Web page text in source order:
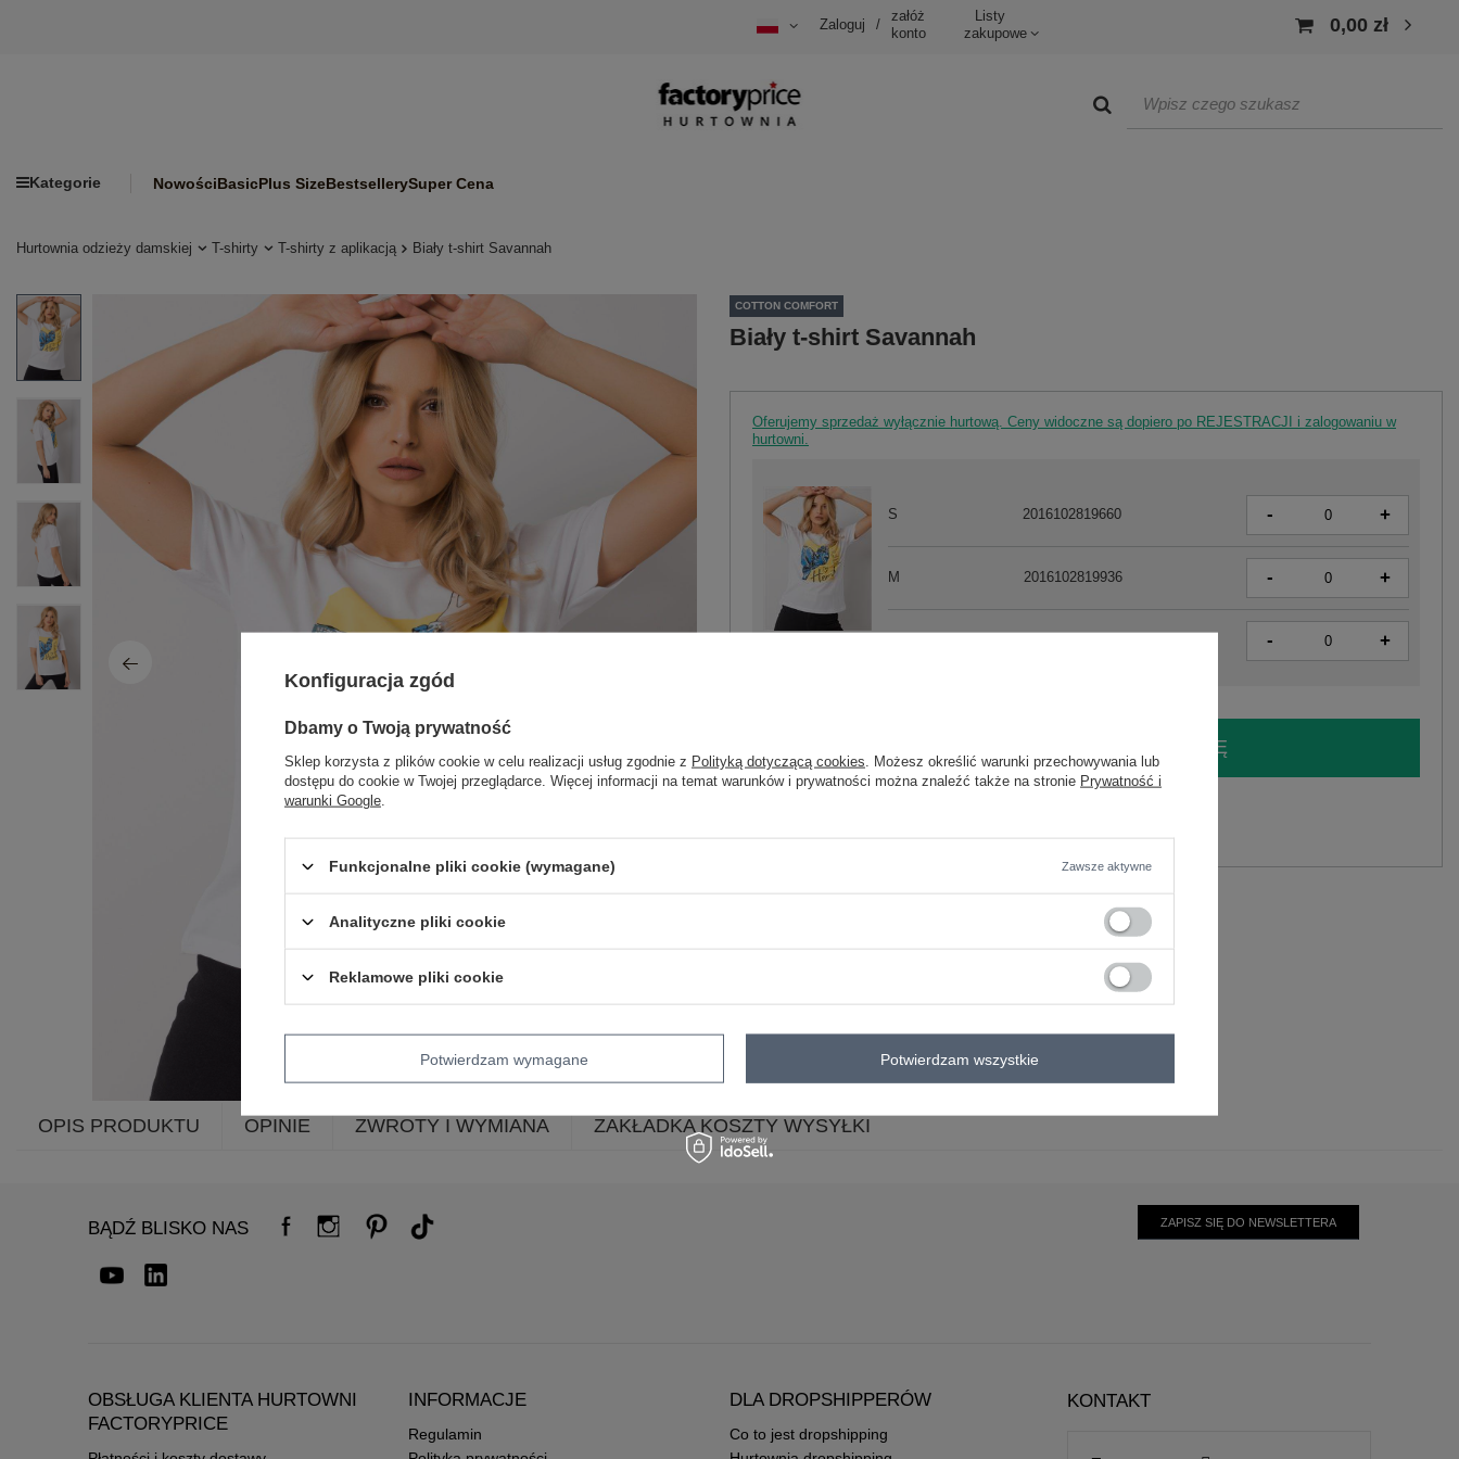
Zaloguj /
załóż
konto
Listy
zakupowe
0,00 zł
Kategorie NowościBasicPlus SizeBestsellerySuper Cena
Hurtownia odzieży damskiej T-shirty T-shirty z aplikacją Biały t-shirt Savannah
COTTON COMFORT
Biały t-shirt Savannah
Oferujemy sprzedaż wyłącznie hurtową. Ceny widoczne są dopiero po REJESTRACJI i zalogowaniu w
hurtowni.
S 2016102819660 - +
M 2016102819936 - +
- +
ZALOGUJ SIĘ I ZOBACZ CENĘ
skład materiału
100% bawełna
OPIS PRODUKTU OPINIE ZWROTY I WYMIANA ZAKŁADKA KOSZTY WYSYŁKI
BĄDŹ BLISKO NAS ZAPISZ SIĘ DO NEWSLETTERA
OBSŁUGA KLIENTA HURTOWNI
FACTORYPRICE
INFORMACJE
Regulamin
DLA DROPSHIPPERÓW
Co to jest dropshipping
KONTAKT
Konfiguracja zgód
Dbamy o Twoją prywatność
Sklep korzysta z plików cookie w celu realizacji usług zgodnie z Polityką dotyczącą cookies . Możesz określić warunki przechowywania lub
dostępu do cookie w Twojej przeglądarce. Więcej informacji na temat warunków i prywatności można znaleźć także na stronie Prywatność i
warunki Google
Funkcjonalne pliki cookie (wymagane) Zawsze aktywne
Analityczne pliki cookie
Reklamowe pliki cookie
Potwierdzam wymagane Potwierdzam wszystkie